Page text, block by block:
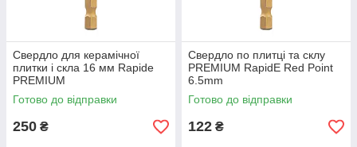
Свердло для керамічної
плитки і скла 16 мм Rapide
PREMIUM
Готово до відправки
250 ₴
Свердло по плитці та склу
PREMIUM RapidE Red Point
6.5mm
Готово до відправки
122 ₴